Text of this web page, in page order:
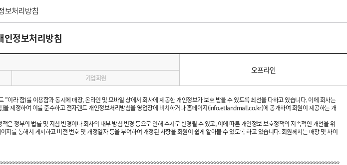
바로가기
보처리방침
인정보처리방침
오프라인
기업회원
라 함)를 이용함과 동시에 매장, 온라인 및 모바일 상에서 회사에 제공한 개인정보가 보호 받을 수 있도록 최선을 다하고 있습니다. 이에 회사는
을 제정하여 이를 준수하고 전자랜드 개인정보처리방침을 영업장에 비치하거나 홈페이지(info.etlandmall.co.kr)에 공개하여 회원이 제공하는 개
정부의 법률 및 지침 변경이나 회사의 내부 방침 변경 등으로 인해 수시로 변경될 수 있고, 이에 따른 개인정보 보호정책의 지속적인 개선을 위
를 통해서 게시하고 버전 번호 및 개정일자 등을 부여하여 개정된 사항을 회원이 쉽게 알아볼 수 있도록 하고 있습니다. 회원께서는 매장 및 사이